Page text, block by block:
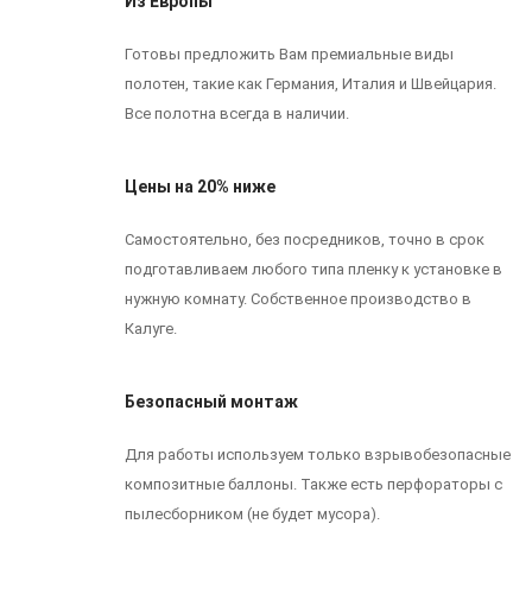
Готовы предложить Вам премиальные виды
полотен, такие как Германия, Италия и Швейцария.
Все полотна всегда в наличии.
Цены на 20% ниже
Самостоятельно, без посредников, точно в срок
подготавливаем любого типа пленку к установке в
нужную комнату. Собственное производство в
Калуге.
Безопасный монтаж
Для работы используем только взрывобезопасные
композитные баллоны. Также есть перфораторы с
пылесборником (не будет мусора).